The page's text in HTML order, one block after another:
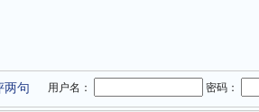
两句 用户名： 密码：